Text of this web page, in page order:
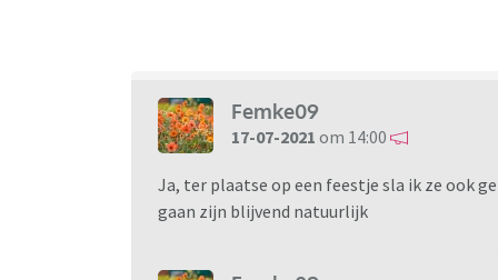
Femke09
17-07-2021 om 14:00
Ja, ter plaatse op een feestje sla ik ze ook
gaan zijn blijvend natuurlijk